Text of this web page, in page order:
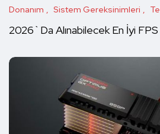
Donanım Sistem Gereksinimleri
2026`Da Alınabilecek En İyi FPS